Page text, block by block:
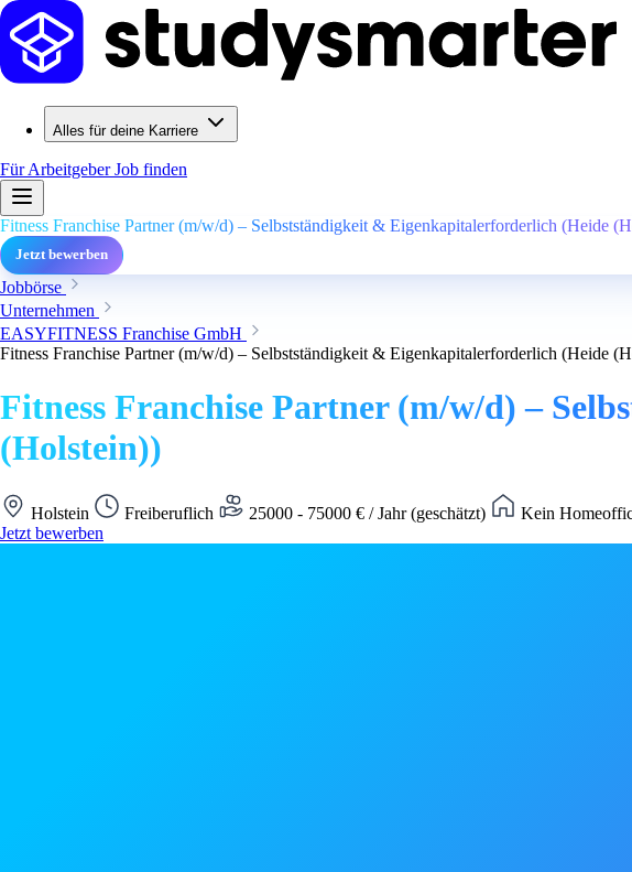
Alles für deine Karriere
Für ArbeitgeberJob finden
Fitness Franchise Partner (m/w/d) – Selbstständigkeit & Eigenkapitalerforderlich (Heide
Jetzt bewerben
Jobbörse
Unternehmen
EASYFITNESS Franchise GmbH
Fitness Franchise Partner (m/w/d) – Selbstständigkeit & Eigenkapitalerforderlich (Heide
Fitness Franchise Partner (m/w/d) –
(Holstein))
Holstein Freiberuflich 25000 - 75000 € / Jahr (geschätzt)
Kein
Jetzt bewerben